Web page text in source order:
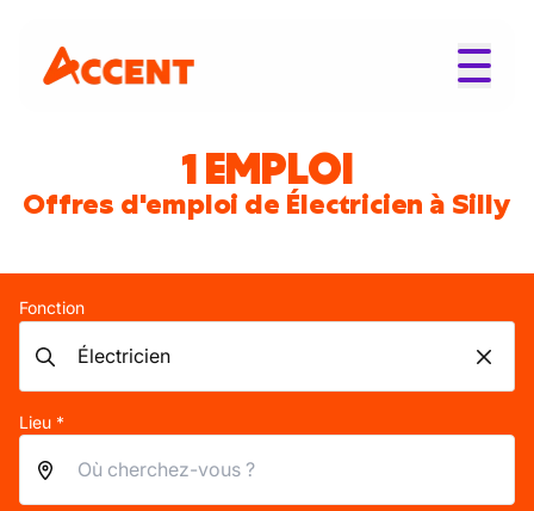
1 EMPLOI
Offres d'emploi de Électricien à Silly
Fonction
Lieu *